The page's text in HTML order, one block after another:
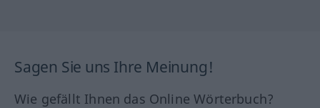
Sagen Sie uns Ihre Meinung!
Wie gefällt Ihnen das Online Wörterbuch?